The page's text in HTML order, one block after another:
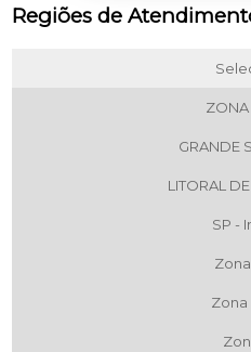
Regiões de
ZONA
GRANDE
LITORAL
SP -